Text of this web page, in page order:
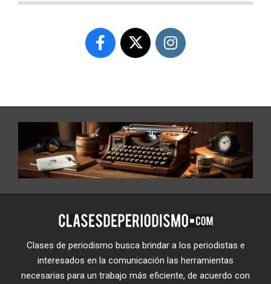
Clases de periodismo busca brindar a los periodistas e
interesados en la comunicación las herramientas
necesarias para un trabajo más eficiente, de acuerdo con